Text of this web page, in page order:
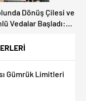
Gümrük Limitleri
Dönüş Çilesi ve
Vedalar Başladı: